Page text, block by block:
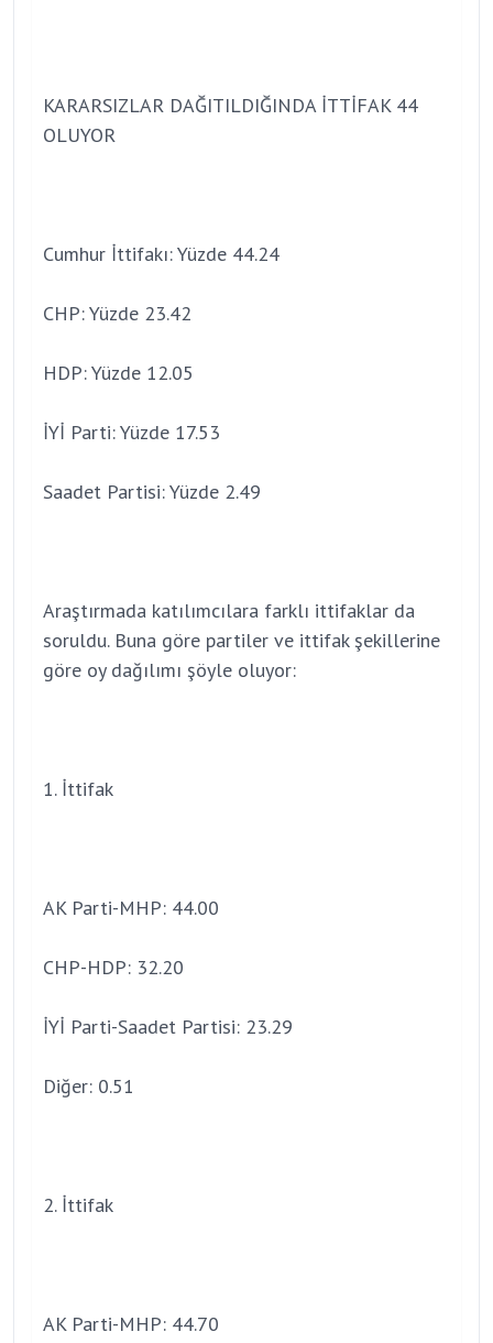
KARARSIZLAR DAĞITILDIĞINDA İTTİFAK 44
OLUYOR
Cumhur İttifakı: Yüzde 44.24
CHP: Yüzde 23.42
HDP: Yüzde 12.05
İYİ Parti: Yüzde 17.53
Saadet Partisi: Yüzde 2.49
Araştırmada katılımcılara farklı ittifaklar da
soruldu. Buna göre partiler ve ittifak şekillerine
göre oy dağılımı şöyle oluyor:
1. İttifak
AK Parti-MHP: 44.00
CHP-HDP: 32.20
İYİ Parti-Saadet Partisi: 23.29
Diğer: 0.51
2. İttifak
AK Parti-MHP: 44.70